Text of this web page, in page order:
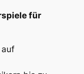
für